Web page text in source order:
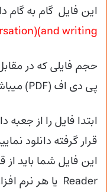
این فایل گام به گام
and writing)(Your conversation)
پی دی اف (PDF) میباشد.
ابتدا فایل را از
قرار گرفته دانلود